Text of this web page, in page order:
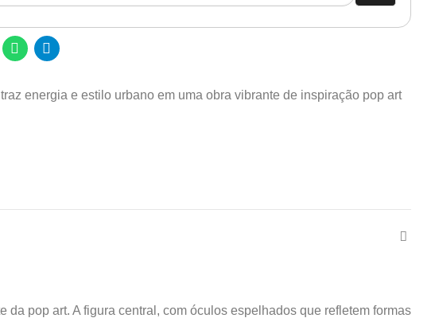
energia e estilo urbano em uma obra vibrante de inspiração pop art
pop art. A figura central, com óculos espelhados que refletem formas